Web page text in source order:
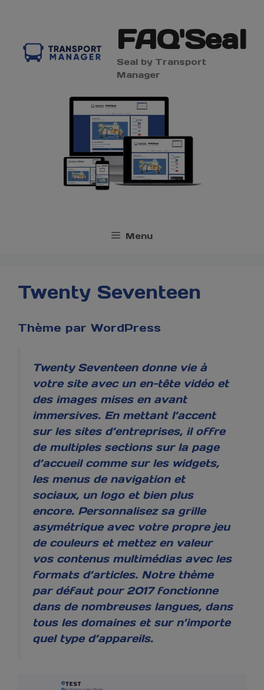
FAQ'Seal
Seal by Transport
Manager
Menu
Twenty Seventeen
Thème par WordPress
Twenty Seventeen donne vie à
votre site avec un en-tête vidéo et
des images mises en avant
immersives. En mettant l’accent
sur les sites d’entreprises, il offre
de multiples sections sur la page
d’accueil comme sur les widgets,
les menus de navigation et
sociaux, un logo et bien plus
encore. Personnalisez sa grille
asymétrique avec votre propre jeu
de couleurs et mettez en valeur
vos contenus multimédias avec les
formats d’articles. Notre thème
par défaut pour 2017 fonctionne
dans de nombreuses langues, dans
tous les domaines et sur n’importe
quel type d’appareils.